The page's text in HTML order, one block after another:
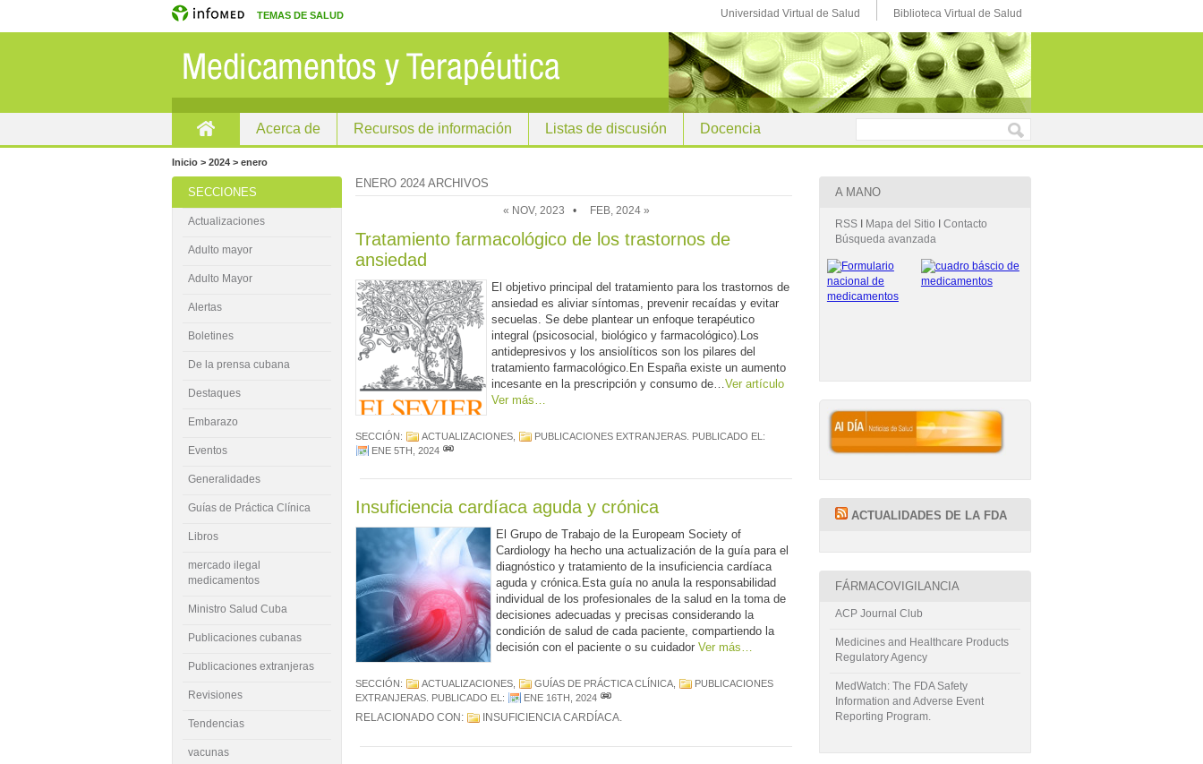
TEMAS DE SALUD Universidad Virtual de Salud Biblioteca Virtual de Salud
Acerca de Recursos de información Listas de discusión Docencia
Inicio > 2024 > enero
ENERO 2024 ARCHIVOS
« NOV, 2023 • FEB, 2024 »
Tratamiento farmacológico de los trastornos de
ansiedad
El objetivo principal del tratamiento para los trastornos de
ansiedad es aliviar síntomas, prevenir recaídas y evitar
secuelas. Se debe plantear un enfoque terapéutico
integral (psicosocial, biológico y farmacológico).Los
antidepresivos y los ansiolíticos son los pilares del
tratamiento farmacológico.En España existe un aumento
incesante en la prescripción y consumo de…Ver artículo
Ver más…
SECCIÓN: ACTUALIZACIONES, PUBLICACIONES EXTRANJERAS. PUBLICADO EL:
ENE 5TH, 2024
Insuficiencia cardíaca aguda y crónica
El Grupo de Trabajo de la Europeam Society of
Cardiology ha hecho una actualización de la guía para el
diagnóstico y tratamiento de la insuficiencia cardíaca
aguda y crónica.Esta guía no anula la responsabilidad
individual de los profesionales de la salud en la toma de
decisiones adecuadas y precisas considerando la
condición de salud de cada paciente, compartiendo la
decisión con el paciente o su cuidador Ver más…
SECCIÓN: ACTUALIZACIONES, GUÍAS DE PRÁCTICA CLÍNICA,
PUBLICACIONES
EXTRANJERAS. PUBLICADO EL: ENE 16TH, 2024
RELACIONADO CON: INSUFICIENCIA CARDÍACA.
SECCIONES
Actualizaciones
Adulto mayor
Adulto Mayor
Alertas
Boletines
De la prensa cubana
Destaques
Embarazo
Eventos
Generalidades
Guías de Práctica Clínica
Libros
mercado ilegal
medicamentos
Ministro Salud Cuba
Publicaciones cubanas
Publicaciones extranjeras
Revisiones
Tendencias
vacunas
A MANO
RSSΙ Mapa del Sitio
Contacto
Búsqueda avanzada
ACTUALIDADES DE LA FDA
FÁRMACOVIGILANCIA
ACP Journal Club
Medicines and Healthcare Products
Regulatory Agency
MedWatch: The FDA Safety
Information and Adverse Event
Reporting Program.